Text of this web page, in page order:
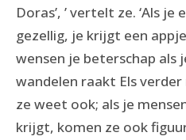
Doras’, ’ vertelt ze. ‘Als
gezellig, je krijgt een
wensen je beterschap als
wandelen raakt Els
ze weet ook; als je
krijgt, komen ze ook